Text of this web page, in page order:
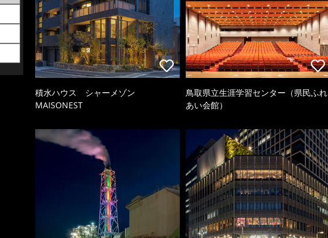
積水ハウス シャーメゾン
MAISONEST
鳥取県立生涯学習センター（県民ふれ
あい会館）